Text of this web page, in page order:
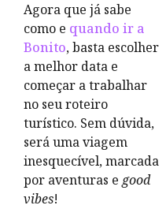
Agora que já sabe
como e quando ir a
Bonito, basta escolher
a melhor data e
começar a trabalhar
no seu roteiro
turístico. Sem dúvida,
será uma viagem
inesquecível, marcada
por aventuras e good
vibes!